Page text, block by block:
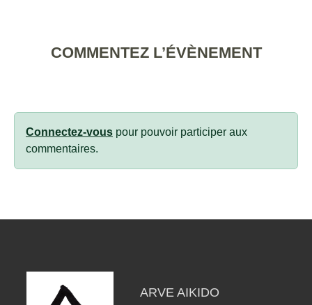
COMMENTEZ L’ÉVÈNEMENT
Connectez-vous pour pouvoir participer aux
commentaires.
ARVE AIKIDO